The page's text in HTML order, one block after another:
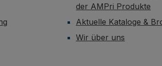
der AMPri Produkte
Aktuelle Kataloge &
Wir über uns